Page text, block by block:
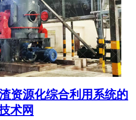
资源化综合利用系统的
术网